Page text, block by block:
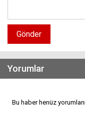
Gönder
Yorumlar
Bu haber henüz